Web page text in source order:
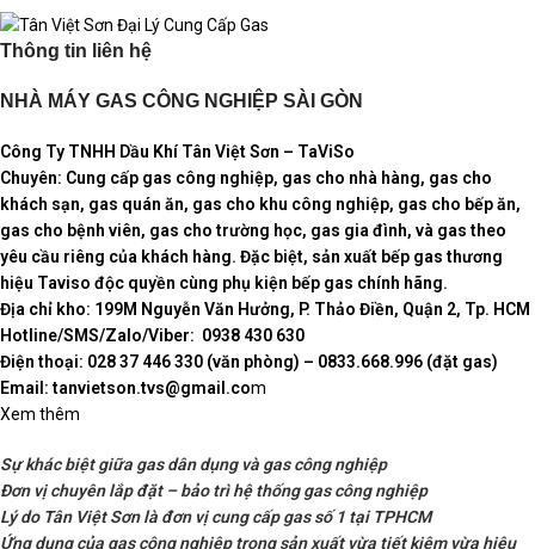
Thông tin liên hệ
NHÀ MÁY GAS CÔNG NGHIỆP SÀI GÒN
Công Ty TNHH Dầu Khí Tân Việt Sơn – TaViSo
Chuyên: Cung cấp gas công nghiệp, gas cho nhà hàng, gas cho
khách sạn, gas quán ăn, gas cho khu công nghiệp, gas cho bếp ăn,
gas cho bệnh viên, gas cho trường học, gas gia đình, và gas theo
yêu cầu riêng của khách hàng. Đặc biệt, sản xuất bếp gas thương
hiệu Taviso độc quyền cùng phụ kiện bếp gas chính hãng.
Địa chỉ kho: 199M Nguyễn Văn Hưởng, P. Thảo Điền, Quận 2, Tp. HCM
Hotline/SMS/Zalo/Viber: 0938 430 630
Điện thoại: 028 37 446 330 (văn phòng) – 0833.668.996 (đặt gas)
Email: tanvietson.tvs@gmail.com
Xem thêm
Sự khác biệt giữa gas dân dụng và gas công nghiệp
Đơn vị chuyên lắp đặt – bảo trì hệ thống gas công nghiệp
Lý do Tân Việt Sơn là đơn vị cung cấp gas số 1 tại TPHCM
Ứng dụng của gas công nghiệp trong sản xuất vừa tiết kiệm vừa hiệu